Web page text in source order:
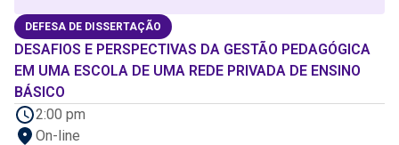
DEFESA DE DISSERTAÇÃO
DESAFIOS E PERSPECTIVAS DA GESTÃO PEDAGÓGICA
EM UMA ESCOLA DE UMA REDE PRIVADA DE ENSINO
BÁSICO
2:00 pm
On-line